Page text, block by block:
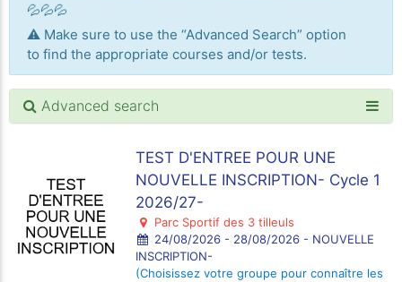
💦💦💦
⚠️ Make sure to use the “Advanced Search” option
to find the appropriate courses and/or tests.
Advanced search
TEST D'ENTREE POUR UNE
NOUVELLE INSCRIPTION- Cycle 1
2026/27-
Parc Sportif des 3 tilleuls
24/08/2026 - 28/08/2026 - NOUVELLE
INSCRIPTION-
(Choisissez votre groupe pour connaître les